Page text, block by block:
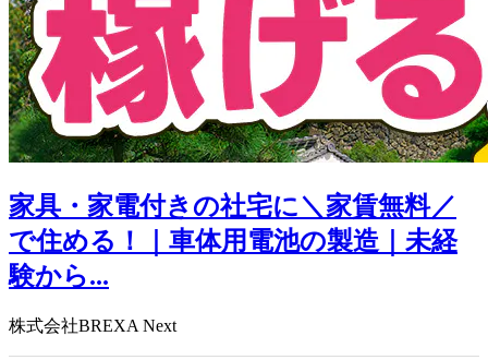
家具・家電付きの社宅に＼家賃無料／
で住める！｜車体用電池の製造｜未経
験から...
株式会社BREXA Next